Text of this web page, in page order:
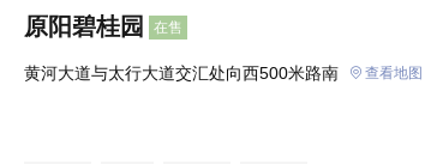
原阳碧桂园 在售
黄河大道与太行大道交汇处向西500米路南 查看地图